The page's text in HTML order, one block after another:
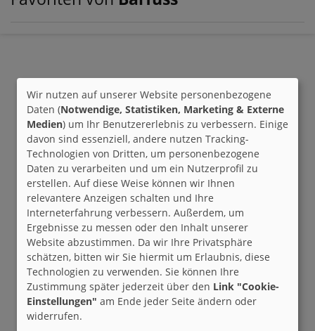
Wir nutzen auf unserer Website personenbezogene
Daten (Notwendige, Statistiken, Marketing & Externe
Medien) um Ihr Benutzererlebnis zu verbessern. Einige
davon sind essenziell, andere nutzen Tracking-
Technologien von Dritten, um personenbezogene
Daten zu verarbeiten und um ein Nutzerprofil zu
erstellen. Auf diese Weise können wir Ihnen
relevantere Anzeigen schalten und Ihre
Interneterfahrung verbessern. Außerdem, um
Ergebnisse zu messen oder den Inhalt unserer
Website abzustimmen. Da wir Ihre Privatsphäre
schätzen, bitten wir Sie hiermit um Erlaubnis, diese
Technologien zu verwenden. Sie können Ihre
Zustimmung später jederzeit über den Link "Cookie-
Einstellungen" am Ende jeder Seite ändern oder
widerrufen.